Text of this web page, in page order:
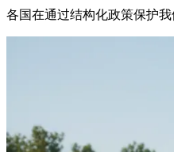
各国在通过结构化政策保护